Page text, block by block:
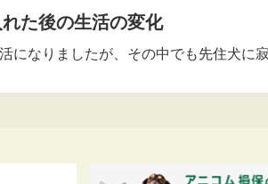
た後の生活の変化
になりましたが、その中でも先住犬に